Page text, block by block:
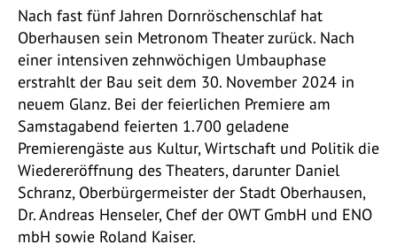
Nach fast fünf Jahren Dornröschenschlaf hat
Oberhausen sein Metronom Theater zurück. Nach
einer intensiven zehnwöchigen Umbauphase
erstrahlt der Bau seit dem 30. November 2024 in
neuem Glanz. Bei der feierlichen Premiere am
Samstagabend feierten 1.700 geladene
Premierengäste aus Kultur, Wirtschaft und Politik die
Wiedereröffnung des Theaters, darunter Daniel
Schranz, Oberbürgermeister der Stadt Oberhausen,
Dr. Andreas Henseler, Chef der OWT GmbH und ENO
mbH sowie Roland Kaiser.